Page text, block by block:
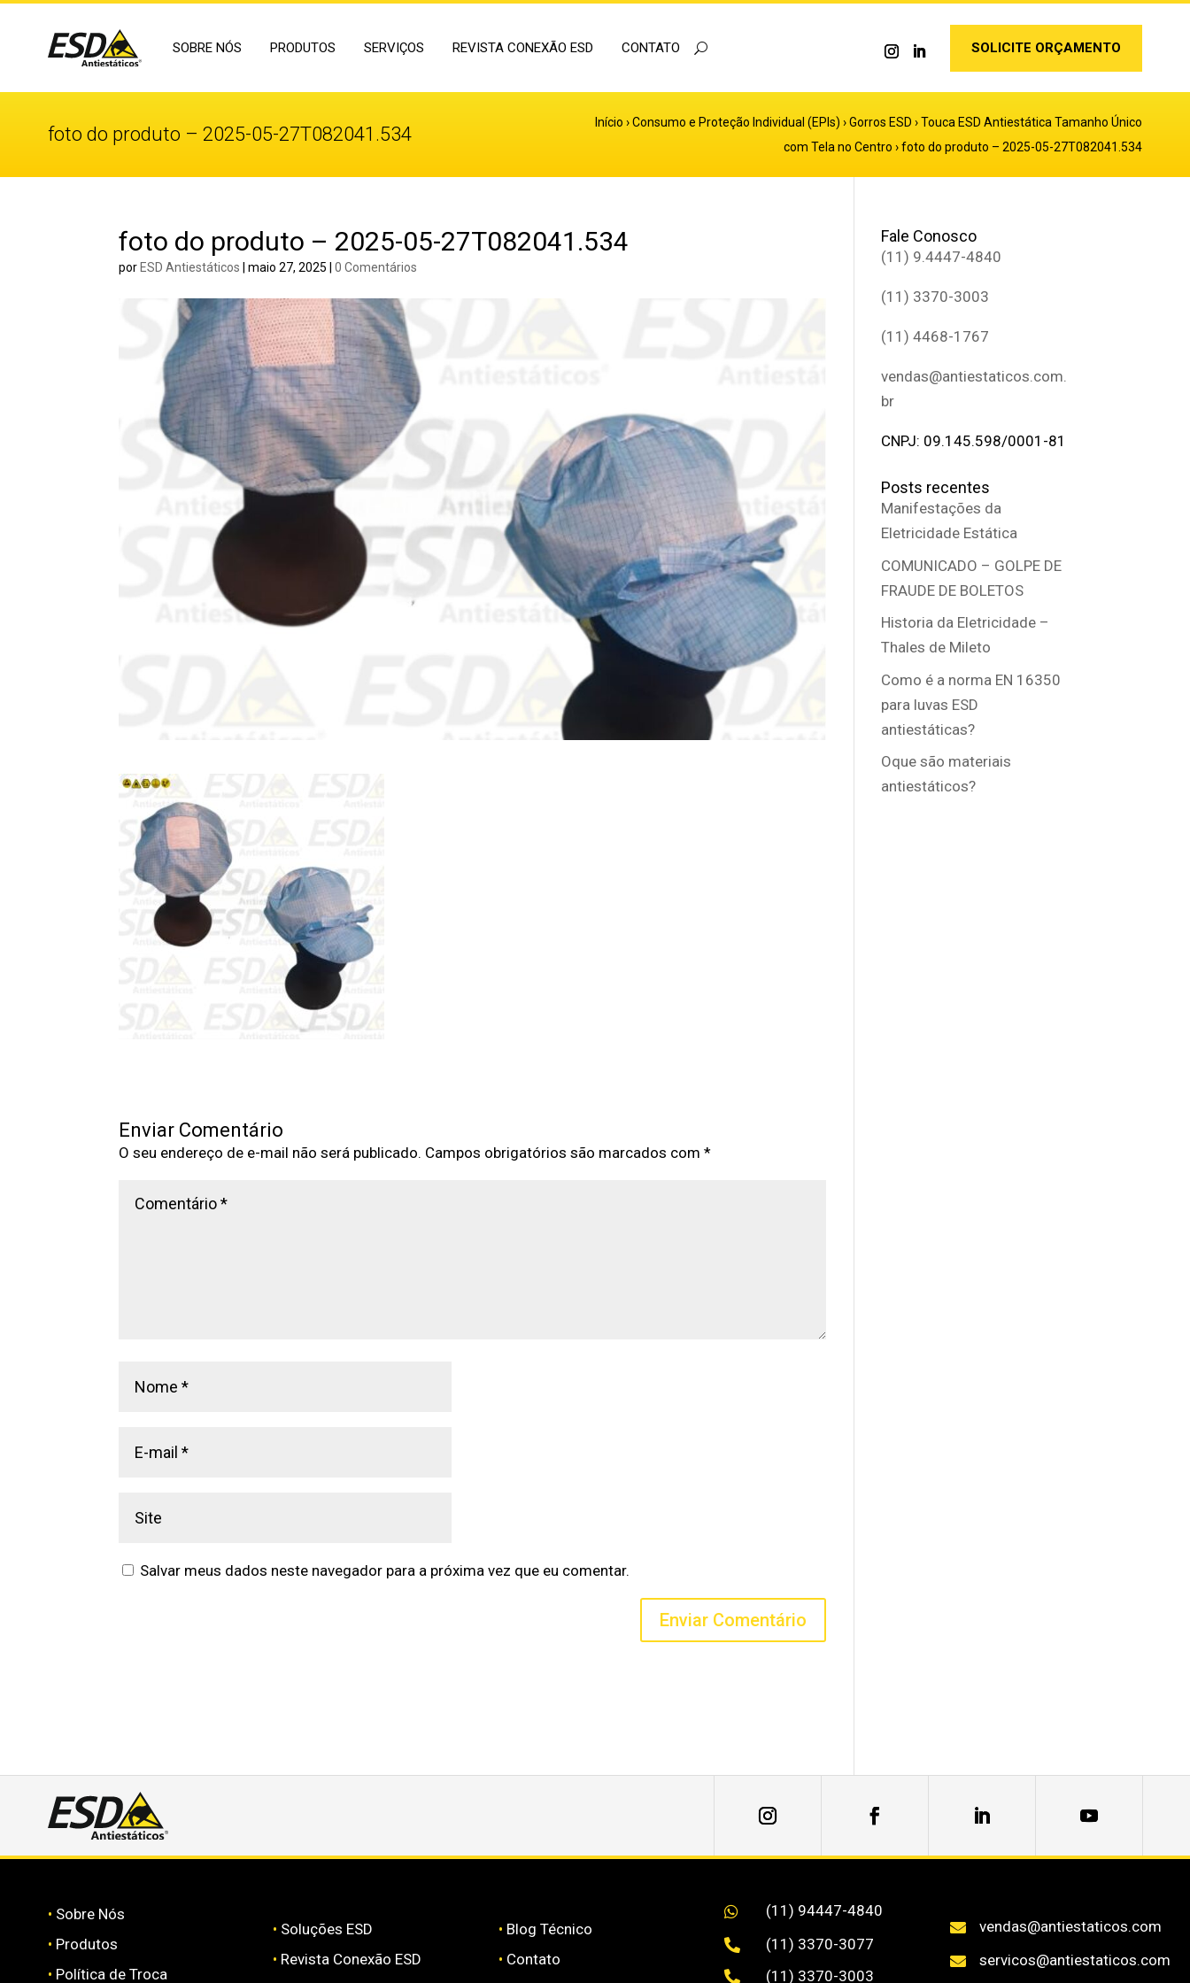
SOBRE NÓS PRODUTOS SERVIÇOS REVISTA CONEXÃO ESD CONTATO SOLICITE ORÇAMENTO
foto do produto – 2025-05-27T082041.534
Início ›Consumo e Proteção Individual (EPIs) ›Gorros ESD ›Touca ESD Antiestática Tamanho Único
com Tela no Centro ›foto do produto – 2025-05-27T082041.534
foto do produto – 2025-05-27T082041.534
por ESD Antiestáticos |maio 27, 2025 |0 Comentários
Enviar Comentário
O seu endereço de e-mail não será publicado. Campos obrigatórios são marcados com*
Salvar meus dados neste navegador para a próxima vez que eu comentar.
Fale Conosco
(11) 9.4447-4840
(11) 3370-3003
(11) 4468-1767
vendas@antiestaticos.com.
br
CNPJ: 09.145.598/0001-81
Posts recentes
Manifestações da
Eletricidade Estática
COMUNICADO – GOLPE DE
FRAUDE DE BOLETOS
Historia da Eletricidade –
Thales de Mileto
Como é a norma EN 16350
para luvas ESD
antiestáticas?
Oque são materiais
antiestáticos?
• Sobre Nós
• Produtos
• Política de Troca
• Soluções ESD
• Revista Conexão ESD
• Blog Técnico
• Contato
 (11) 94447-4840
 (11) 3370-3077
 (11) 3370-3003
 vendas@antiestaticos.com
 servicos@antiestaticos.com